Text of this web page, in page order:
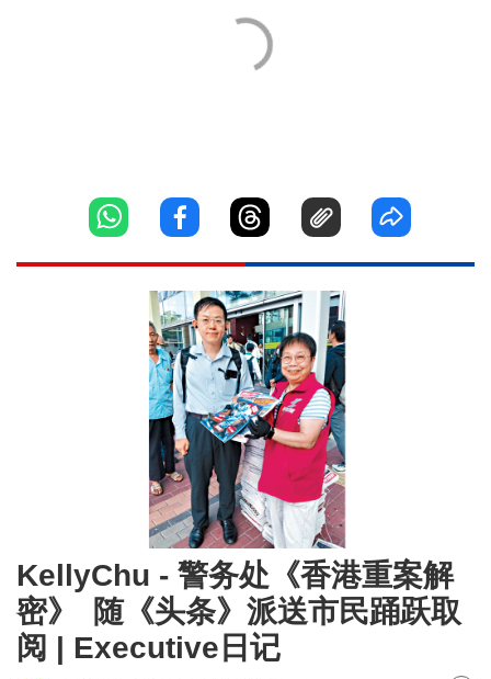
KellyChu - 警务处《香港重案解
密》 随《头条》派送市民踊跃取
阅 | Executive日记